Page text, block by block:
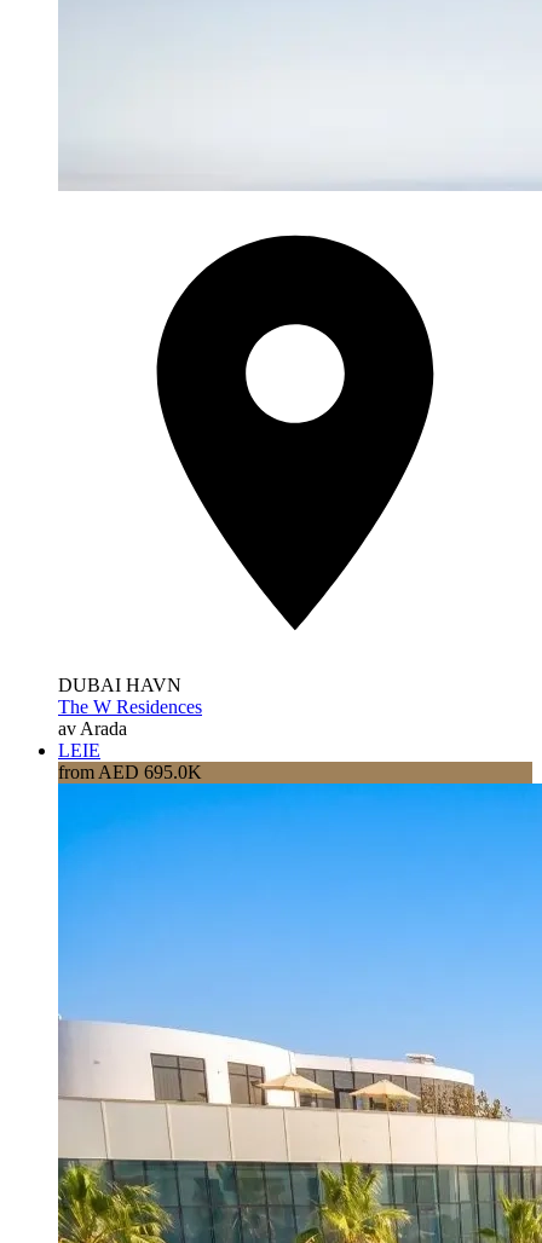
DUBAI HAVN
The W Residences
av Arada
LEIE
from AED 695.0K